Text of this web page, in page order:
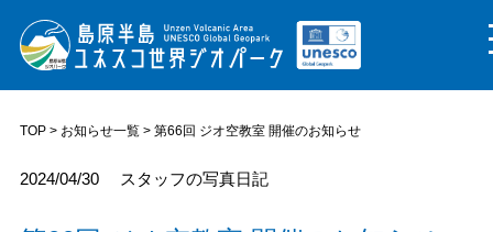
TOP> お知らせ一覧> 第66回 ジオ空教室 開催のお知らせ
2024/04/30 スタッフの写真日記